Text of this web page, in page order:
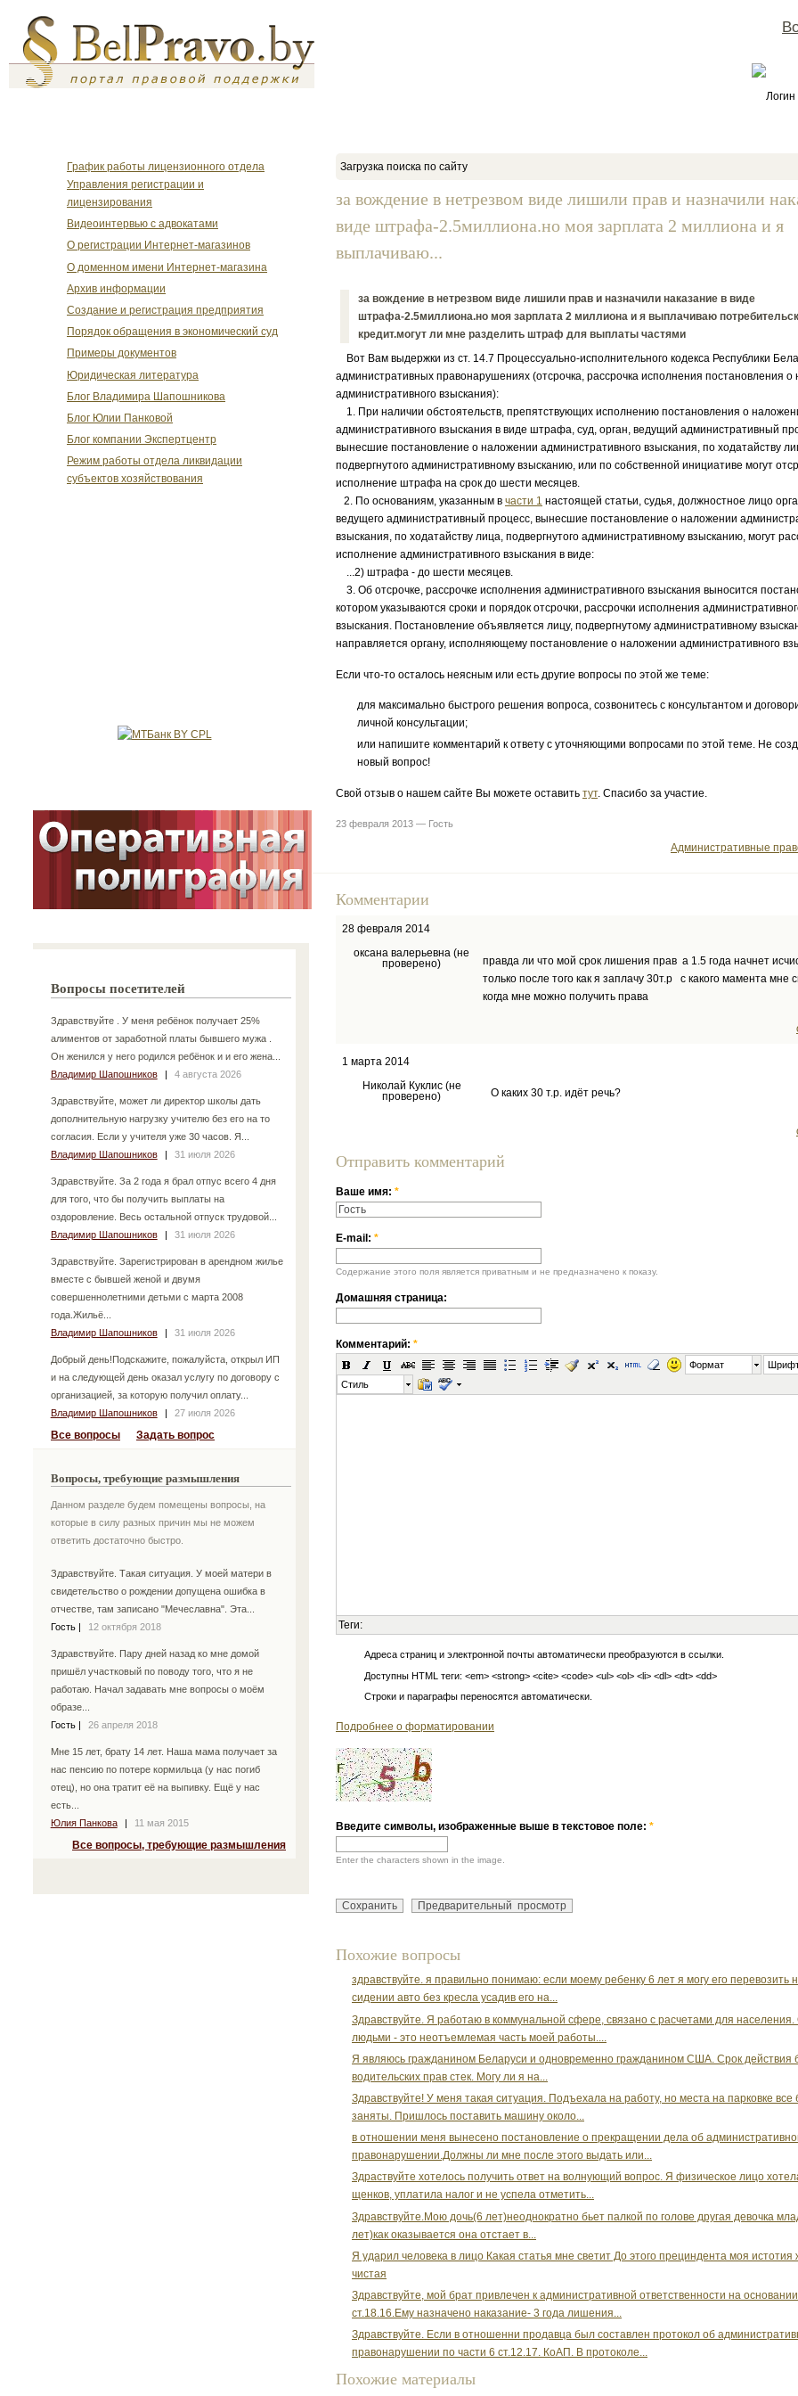
Логин
График работы лицензионного отдела
Управления регистрации и
лицензирования
Видеоинтервью с адвокатами
О регистрации Интернет-магазинов
О доменном имени Интернет-магазина
Архив информации
Создание и регистрация предприятия
Порядок обращения в экономический суд
Примеры документов
Юридическая литература
Блог Владимира Шапошникова
Блог Юлии Панковой
Блог компании Экспертцентр
Режим работы отдела ликвидации
субъектов хозяйствования
Вопросы посетителей
Здравствуйте . У меня ребёнок получает 25%
алиментов от заработной платы бывшего мужа .
Он женился у него родился ребёнок и и его жена...
Владимир Шапошников
| 4 августа 2026
Здравствуйте, может ли директор школы дать
дополнительную нагрузку учителю без его на то
согласия. Если у учителя уже 30 часов. Я...
Владимир Шапошников
| 31 июля 2026
Здравствуйте. За 2 года я брал отпус всего 4 дня
для того, что бы получить выплаты на
оздоровление. Весь остальной отпуск трудовой...
Владимир Шапошников
| 31 июля 2026
Здравствуйте. Зарегистрирован в арендном жилье
вместе с бывшей женой и двумя
совершеннолетними детьми с марта 2008
года.Жильё...
Владимир Шапошников
| 31 июля 2026
Добрый день!Подскажите, пожалуйста, открыл ИП
и на следующей день оказал услугу по договору с
организацией, за которую получил оплату...
Владимир Шапошников
| 27 июля 2026
Все вопросы Задать вопрос
Вопросы, требующие размышления
Данном разделе будем помещены вопросы, на
которые в силу разных причин мы не можем
ответить достаточно быстро.
Здравствуйте. Такая ситуация. У моей матери в
свидетельство о рождении допущена ошибка в
отчестве, там записано "Мечеславна". Эта...
Гость
12 октября 2018
Здравствуйте. Пару дней назад ко мне домой
пришёл участковый по поводу того, что я не
работаю. Начал задавать мне вопросы о моём
образе...
Гость
26 апреля 2018
Мне 15 лет, брату 14 лет. Наша мама получает за
нас пенсию по потере кормильца (у нас погиб
отец), но она тратит её на выпивку. Ещё у нас
есть...
Юлия Панкова
11 мая 2015
Все вопросы, требующие размышления
Загрузка поиска по сайту
за вождение в нетрезвом виде лишили прав и назначили
виде штрафа-2.5миллиона.но моя зарплата 2 миллиона и я
выплачиваю...
за вождение в нетрезвом виде лишили прав и назначили наказание в виде
штрафа-2.5миллиона.но моя зарплата 2 миллиона и я выплачиваю
кредит.могут ли мне разделить штраф для выплаты частями
Вот Вам выдержки из ст. 14.7 Процессуально-исполнительного кодекса Республики
административных правонарушениях (отсрочка, рассрочка исполнения постановления
административного взыскания):
1. При наличии обстоятельств, препятствующих исполнению постановления о
административного взыскания в виде штрафа, суд, орган, ведущий административный
вынесшие постановление о наложении административного взыскания, по ходатайству
подвергнутого административному взысканию, или по собственной инициативе могут
исполнение штрафа на срок до шести месяцев.
2. По основаниям, указанным в части 1 настоящей статьи, судья, должностное лицо
ведущего административный процесс, вынесшие постановление о наложении
взыскания, по ходатайству лица, подвергнутого административному взысканию, могут
исполнение административного взыскания в виде:
...2) штрафа - до шести месяцев.
3. Об отсрочке, рассрочке исполнения административного взыскания выносится
котором указываются сроки и порядок отсрочки, рассрочки исполнения
взыскания. Постановление объявляется лицу, подвергнутому административному
направляется органу, исполняющему постановление о наложении административного
Если что-то осталось неясным или есть другие вопросы по этой же теме:
для максимально быстрого решения вопроса, созвонитесь с консультантом и
личной консультации;
или напишите комментарий к ответу с уточняющими вопросами по этой теме. Не
новый вопрос!
Свой отзыв о нашем сайте Вы можете оставить тут. Спасибо за участие.
23 февраля 2013 — Гость
Административные
Комментарии
28 февраля 2014
оксана валерьевна (не
проверено)
правда ли что мой срок лишения прав а 1.5 года начнет
только после того как я заплачу 30т.р с какого мамента мне
когда мне можно получить права
1 марта 2014
Николай Куклис (не
проверено)
О каких 30 т.р. идёт речь?
Отправить комментарий
Ваше имя: *
E-mail: *
Содержание этого поля является приватным и не предназначено к показу.
Домашняя страница:
Комментарий: *
Формат
Стиль
Теги:
Адреса страниц и электронной почты автоматически преобразуются в ссылки.
Доступны HTML теги: <em> <strong> <cite> <code> <ul> <ol> <li> <dl> <dt> <dd>
Строки и параграфы переносятся автоматически.
Подробнее о форматировании
Введите символы, изображенные выше в текстовое поле: *
Enter the characters shown in the image.
Похожие вопросы
здравствуйте. я правильно понимаю: если моему ребенку 6 лет я могу его перевозить
сидении авто без кресла усадив его на...
Здравствуйте. Я работаю в коммунальной сфере, связано с расчетами для
людьми - это неотъемлемая часть моей работы....
Я являюсь гражданином Беларуси и одновременно гражданином США. Срок действия
водительских прав стек. Могу ли я на...
Здравствуйте! У меня такая ситуация. Подъехала на работу, но места на парковке все
заняты. Пришлось поставить машину около...
в отношении меня вынесено постановление о прекращении дела об
правонарушении.Должны ли мне после этого выдать или...
Здраствуйте хотелось получить ответ на волнующий вопрос. Я физическое лицо
щенков, уплатила налог и не успела отметить...
Здравствуйте.Мою дочь(6 лет)неоднократно бьет палкой по голове другая девочка
лет)как оказывается она отстает в...
Я ударил человека в лицо Какая статья мне светит До этого прециндента моя истотия
чистая
Здравствуйте, мой брат привлечен к административной ответственности на
ст.18.16.Ему назначено наказание- 3 года лишения...
Здравствуйте. Если в отношенни продавца был составлен протокол об
правонарушении по части 6 ст.12.17. КоАП. В протоколе...
Похожие материалы